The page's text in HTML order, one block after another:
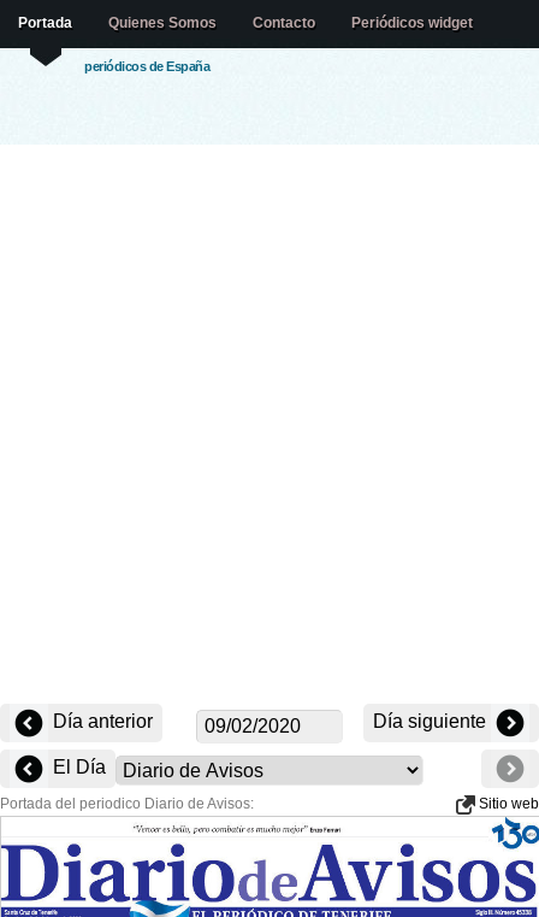
periódicos de España
Portada Quienes Somos Contacto Periódicos widget
Día anterior Día siguiente
El Día
Portada del periodico Diario de Avisos: Sitio web